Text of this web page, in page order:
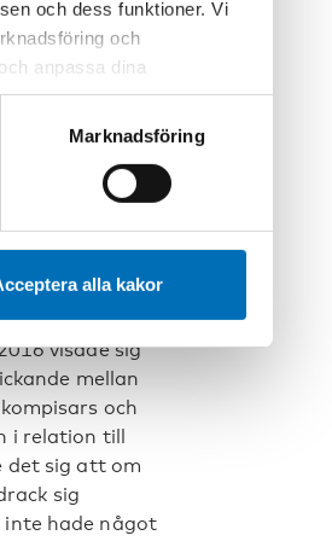
och dess funktioner. Vi
och
anpassa dina
och de tjänster
du alltid radera dem
Marknadsföring
alla kakor
förändringar på
andra visade
med den
möjliga
utveckling
kunna handla
eller
tillgängliga för
emellertid
visade sig
mellan
och
i relation till
det sig att om
sig
inte hade något